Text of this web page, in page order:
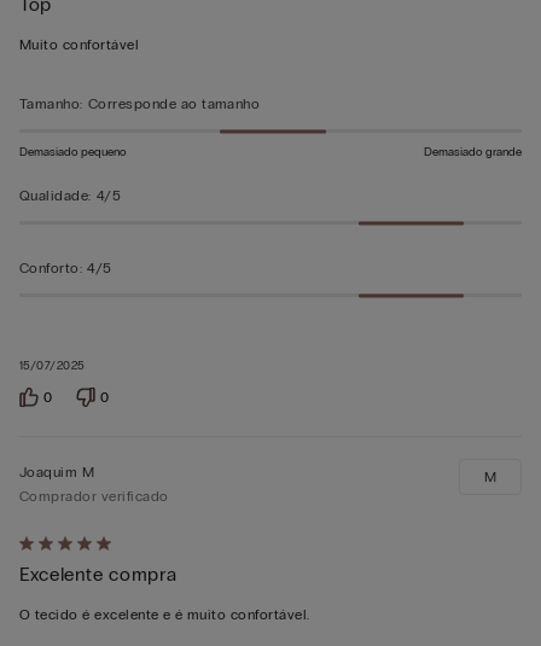
5
em
15/07/2025
Top
Muito confortável
Tamanho: Corresponde ao tamanho
Demasiado pequeno Demasiado grande
Qualidade: 4/5
Conforto: 4/5
0 0
Atribuiu
5
em
Joaquim M
Comprador verificado
Excelente compra
O tecido é excelente e é muito confortável.
M